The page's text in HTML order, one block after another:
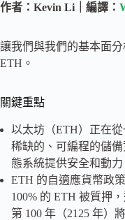
作者：Kevin Li｜編譯：
讓我們與我們的基本面
ETH。
關鍵重點
以太坊（ETH）正在
稀缺的、可編程的儲
態系統提供安全和動力
ETH 的自適應貨幣政
100% 的 ETH 被質押
第 100 年（2125 年）